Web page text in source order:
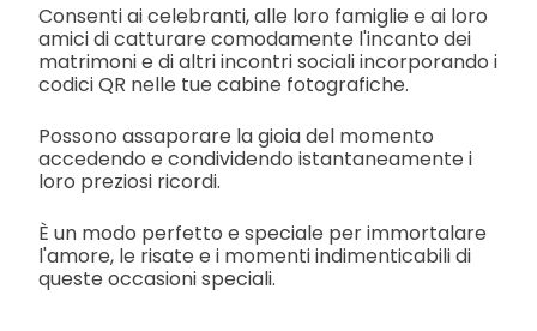
Consenti ai celebranti, alle loro famiglie e ai loro
amici di catturare comodamente l'incanto dei
matrimoni e di altri incontri sociali incorporando i
codici QR nelle tue cabine fotografiche.
Possono assaporare la gioia del momento
accedendo e condividendo istantaneamente i
loro preziosi ricordi.
È un modo perfetto e speciale per immortalare
l'amore, le risate e i momenti indimenticabili di
queste occasioni speciali.